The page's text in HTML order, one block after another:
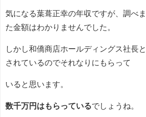
気になる葉葺正幸の年収ですが、調べ
た金額はわかりませんでした。
しかし和僑商店ホールディングス社長
されているのでそれなりにもらって
いると思います。
数千万円はもらっているでしょうね。